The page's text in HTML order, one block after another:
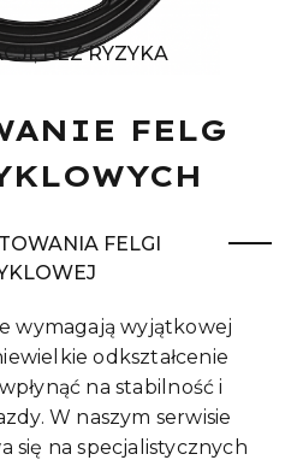
BEZ RYZYKA
FELG
FELGI
wymagają wyjątkowej
odkształcenie
na stabilność i
W naszym serwisie
się na specjalistycznych